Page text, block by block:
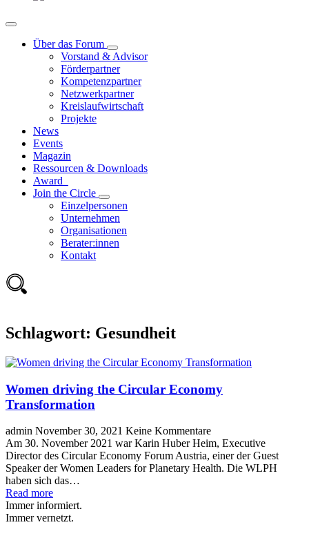
Über das Forum
Vorstand & Advisor
Förderpartner
Kompetenzpartner
Netzwerkpartner
Kreislaufwirtschaft
Projekte
News
Events
Magazin
Ressourcen & Downloads
Award
Join the Circle
Einzelpersonen
Unternehmen
Organisationen
Berater:innen
Kontakt
Schlagwort: Gesundheit
Women driving the Circular Economy
Transformation
admin November 30, 2021 Keine Kommentare
Am 30. November 2021 war Karin Huber Heim, Executive
Director des Circular Economy Forum Austria, einer der Guest
Speaker der Women Leaders for Planetary Health. Die WLPH
haben sich das…
Read more
Immer informiert.
Immer vernetzt.